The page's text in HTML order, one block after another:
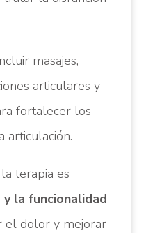
masajes,
articulares y
fortalecer los
articulación.
terapia es
la funcionalidad
el dolor y mejorar